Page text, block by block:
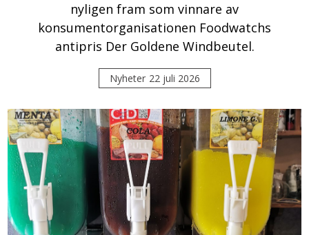
nyligen fram som vinnare av
konsumentorganisationen Foodwatchs
antipris Der Goldene Windbeutel.
Nyheter 22 juli 2026